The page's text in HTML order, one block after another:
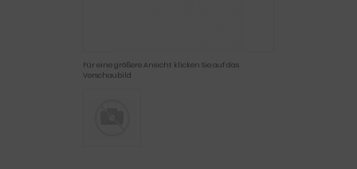
Für eine größere Ansicht klicken Sie auf das
Vorschaubild